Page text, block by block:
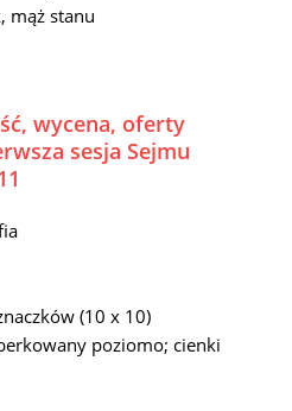
mąż stanu
wycena, oferty
sesja Sejmu
(10 x 10)
poziomo; cienki